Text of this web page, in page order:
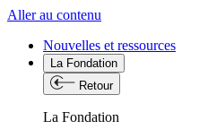
Aller au contenu
Nouvelles et ressources
La Fondation
Retour
La Fondation